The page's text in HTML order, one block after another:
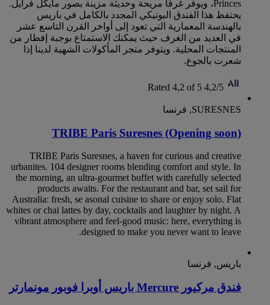
Princes، ويوفر غرفًا مريحة وحديثة مزينة بصور مايكل فرايل.
يحتفظ هذا الفندق البوتيكي المجدد بالكامل في باريس
بالهندسة المعمارية التي تعود إلى أواخر القرن التاسع عشر
في العديد من الغرف حيث يمكنك الاستمتاع بوجبة إفطار من
المنتجات المحلية. ويتوفر متجر المأكولات الشهية لدينا إذا
شعرت بالجوع.
4,2/5
Rated 4,2 of 5
SURESNES, فرنسا
TRIBE Paris Suresnes (Opening soon)
TRIBE Paris Suresnes, a haven for curious and creative
urbanites. 104 designer rooms blending comfort and style. In
the morning, an ultra-gourmet buffet with carefully selected
products awaits. For the restaurant and bar, set sail for
Australia: fresh, se asonal cuisine to share or enjoy solo. Flat
whites or chai lattes by day, cocktails and laughter by night. A
vibrant atmosphere and feel-good music: here, everything is
designed to make you never want to leave.
باريس, فرنسا
فندق مركيور Mercure باريس أوبرا فوبور مونمارتر